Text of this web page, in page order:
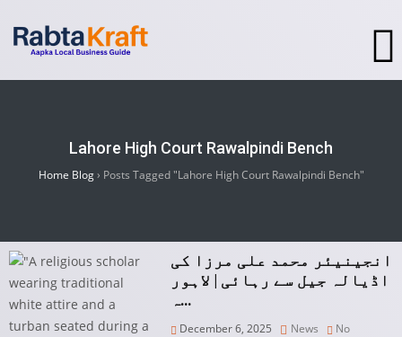
Lahore High Court Rawalpindi Bench
Home Blog› Posts Tagged "Lahore High Court Rawalpindi Bench"
انجینیئر محمد علی مرزا کی
اڈیالہ جیل سے رہائی | لاہور
ہ…
December 6, 2025 News
No